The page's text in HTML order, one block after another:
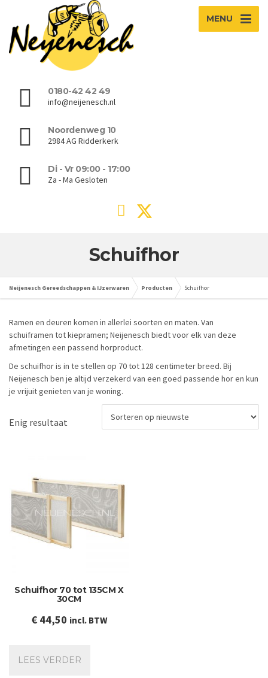
MENU
0180-42 42 49
info@neijenesch.nl
Noordenweg 10
2984 AG Ridderkerk
Di - Vr 09:00 - 17:00
Za - Ma Gesloten
Schuifhor
Neijenesch Gereedschappen & IJzerwaren Producten Schuifhor
Ramen en deuren komen in allerlei soorten en maten. Van
schuiframen tot kiepramen; Neijenesch biedt voor elk van deze
afmetingen een passend horproduct.
De schuifhor is in te stellen op 70 tot 128 centimeter breed. Bij
Neijenesch ben je altijd verzekerd van een goed passende hor en kun
je vrijuit genieten van je woning.
Enig resultaat
Schuifhor 70 tot 135CM X
30CM
€44,50 incl. BTW
LEES VERDER